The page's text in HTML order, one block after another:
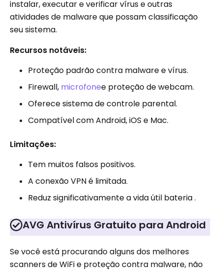
instalar, executar e verificar vírus e outras
atividades de malware que possam classificação
seu sistema.
Recursos notáveis:
Proteção padrão contra malware e vírus.
Firewall, microfonee proteção de webcam.
Oferece sistema de controle parental.
Compatível com Android, iOS e Mac.
Limitações:
Tem muitos falsos positivos.
A conexão VPN é limitada.
Reduz significativamente a vida útil bateria .
AVG Antivírus Gratuito para Android
Se você está procurando alguns dos melhores
scanners de WiFi e proteção contra malware, não